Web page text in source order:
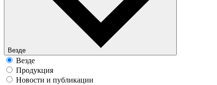
Везде
Везде
Продукция
Новости и публикации